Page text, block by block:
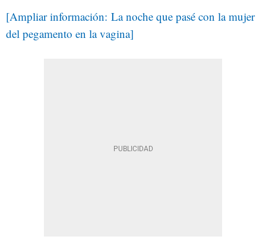
[Ampliar información: La noche que pasé con la mujer
del pegamento en la vagina]